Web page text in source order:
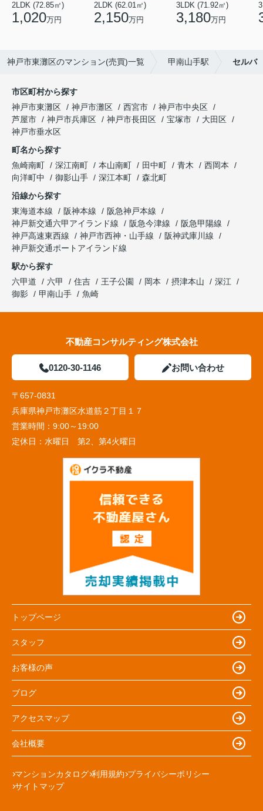
2LDK (72.85㎡)
1,020万円
2LDK (62.01㎡)
2,150万円
3LDK (71.92㎡)
3,180万円
神戸市東灘区のマンション(売買)一覧 甲南山手駅 セルバ
市区町村から探す
神戸市東灘区
神戸市灘区 西宮市
神戸市中央区
芦屋市
神戸市兵庫区 神戸市長田区 宝塚市
大田区
神戸市垂水区
町名から探す
魚崎南町
深江南町 本山南町 田中町 青木
西岡本
向洋町中
御影山手 深江本町
森北町
沿線から探す
東海道本線
阪神本線
阪急神戸本線
神戸新交通六甲アイランド線
阪急今津線
阪急甲陽線
神戸高速東西線
神戸市西神・山手線
阪神武庫川線
神戸新交通ポートアイランド線
駅から探す
六甲道
六甲 住吉 王子公園 岡本 摂津本山
深江
御影
甲南山手 魚崎
不動産コンサルティング株式会社
0120-30-1146 お問い合わせ
〒657-0831
兵庫県神戸市灘区水道筋２丁目１７
営業時間： 9:00～19:00
定休日： 水曜日 第2、第4火曜日
トップページ
スタッフ
お客様の声
ブログ
アクセスマップ
会社概要
マンションカタログ 利用規約 プライバシーポリシー
サイトマップ